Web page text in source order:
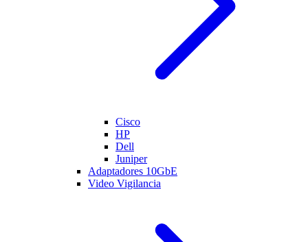
Cisco
HP
Dell
Juniper
Adaptadores 10GbE
Video Vigilancia